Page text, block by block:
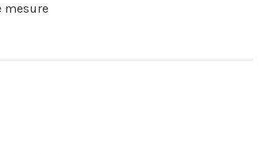
mesure